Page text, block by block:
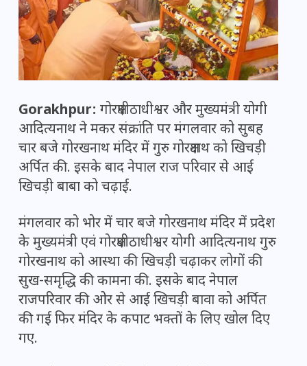
Gorakhpur: गोरक्षपीठाधीश्वर और मुख्यमंत्री योगी
आदित्यनाथ ने मकर संक्रांति पर मंगलवार को सुबह
चार बजे गोरखनाथ मंदिर में गुरु गोरक्षनाथ को खिचड़ी
अर्पित की. इसके बाद नेपाल राज परिवार से आई
खिचड़ी बाबा को चढ़ाई.
मंगलवार को भोर में चार बजे गोरखनाथ मंदिर में प्रदेश
के मुख्यमंत्री एवं गोरक्षपीठाधीश्वर योगी आदित्यनाथ गुरु
गोरखनाथ को आस्था की खिचड़ी चढ़ाकर लोगों की
सुख-समृद्धि की कामना की. इसके बाद नेपाल
राजपरिवार की ओर से आई खिचड़ी बावा को अर्पित
की गई फिर मंदिर के कपाट भक्तों के लिए खोल दिए
गए.